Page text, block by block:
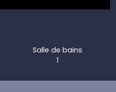
Salle de bains
1